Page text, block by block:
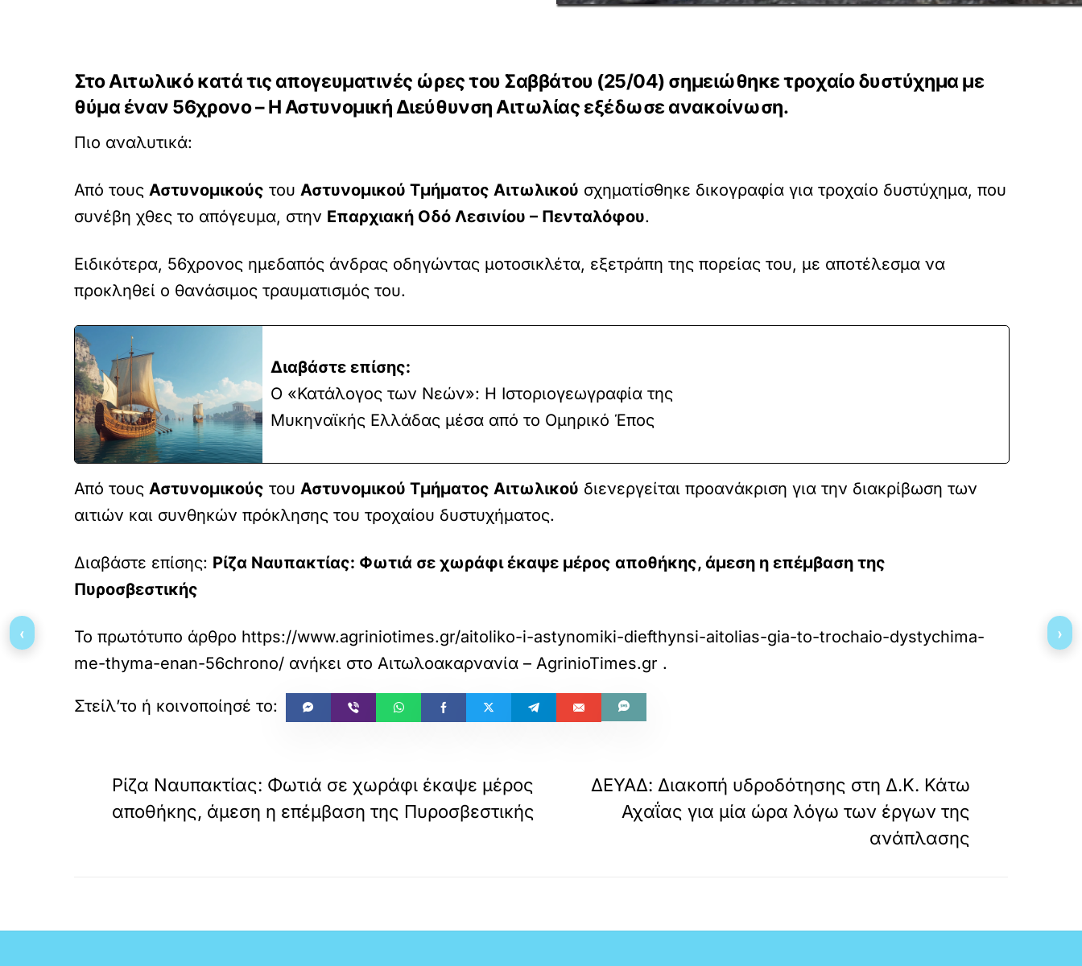
Στο Αιτωλικό κατά τις απογευματινές ώρες του Σαββάτου (25/04) σημειώθηκε τροχαίο δυστύχημα με
θύμα έναν 56χρονο – Η Αστυνομική Διεύθυνση Αιτωλίας εξέδωσε ανακοίνωση.
Πιο αναλυτικά:
Από τους Αστυνομικούς του Αστυνομικού Τμήματος Αιτωλικού σχηματίσθηκε δικογραφία για τροχαίο δυστύχημα, που
συνέβη χθες το απόγευμα, στην Επαρχιακή Οδό Λεσινίου – Πενταλόφου.
Ειδικότερα, 56χρονος ημεδαπός άνδρας οδηγώντας μοτοσικλέτα, εξετράπη της πορείας του, με αποτέλεσμα να
προκληθεί ο θανάσιμος τραυματισμός του.
Διαβάστε επίσης:
Ο «Κατάλογος των Νεών»: Η Ιστοριογεωγραφία της
Μυκηναϊκής Ελλάδας μέσα από το Ομηρικό Έπος
Από τους Αστυνομικούς του Αστυνομικού Τμήματος Αιτωλικού διενεργείται προανάκριση για την διακρίβωση των
αιτιών και συνθηκών πρόκλησης του τροχαίου δυστυχήματος.
Διαβάστε επίσης: Ρίζα Ναυπακτίας: Φωτιά σε χωράφι έκαψε μέρος αποθήκης, άμεση η επέμβαση της
Πυροσβεστικής
Το πρωτότυπο άρθρο https://www.agriniotimes.gr/aitoliko-i-astynomiki-diefthynsi-aitolias-gia-to-trochaio-dystychima-
me-thyma-enan-56chrono/ ανήκει στο Αιτωλοακαρνανία – AgrinioTimes.gr .
Ρίζα Ναυπακτίας: Φωτιά σε χωράφι έκαψε μέρος
αποθήκης, άμεση η επέμβαση της Πυροσβεστικής
ΔΕΥΑΔ: Διακοπή υδροδότησης στη Δ.Κ. Κάτω
Αχαΐας για μία ώρα λόγω των έργων της
ανάπλασης
‹ ›